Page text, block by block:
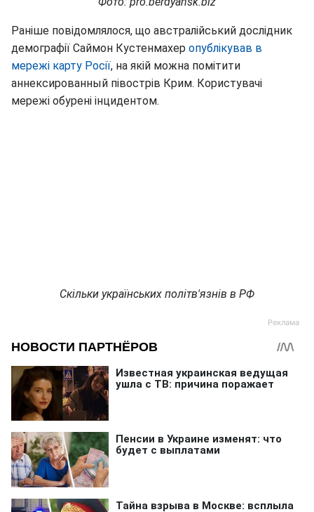
Раніше повідомлялося, що австралійський дослідник
демографії Саймон Кустенмахер опублікував в
мережі карту Росії, на якій можна помітити
аннексированный півострів Крим. Користувачі
мережі обурені інцидентом.
Скільки українських політв'язнів в РФ